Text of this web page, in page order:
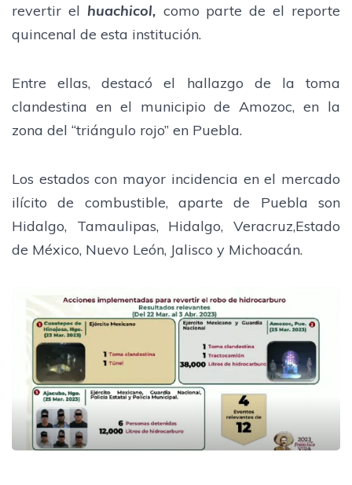
revertir el huachicol, como parte de el reporte
quincenal de esta institución.
Entre ellas, destacó el hallazgo de la toma
clandestina en el municipio de Amozoc, en la
zona del “triángulo rojo” en Puebla.
Los estados con mayor incidencia en el mercado
ilícito de combustible, aparte de Puebla son
Hidalgo, Tamaulipas, Hidalgo, Veracruz,Estado
de México, Nuevo León, Jalisco y Michoacán.